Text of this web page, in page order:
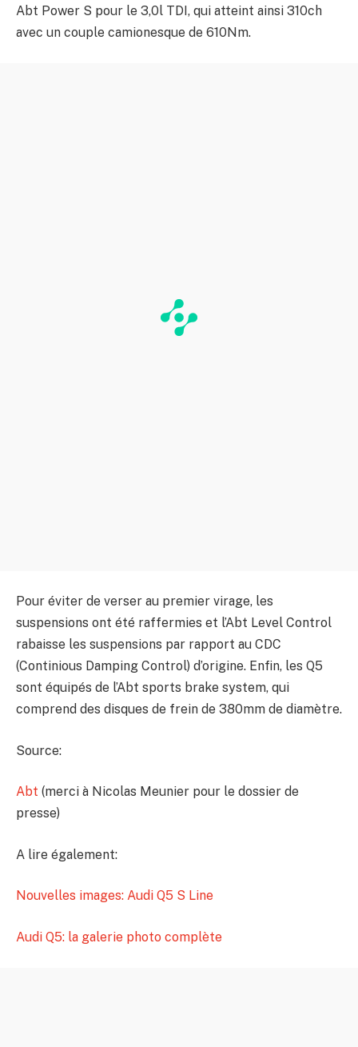
Abt Power S pour le 3,0l TDI, qui atteint ainsi 310ch
avec un couple camionesque de 610Nm.
Pour éviter de verser au premier virage, les
suspensions ont été raffermies et l’Abt Level Control
rabaisse les suspensions par rapport au CDC
(Continious Damping Control) d’origine. Enfin, les Q5
sont équipés de l’Abt sports brake system, qui
comprend des disques de frein de 380mm de diamètre.
Source:
Abt (merci à Nicolas Meunier pour le dossier de
presse)
A lire également:
Nouvelles images: Audi Q5 S Line
Audi Q5: la galerie photo complète